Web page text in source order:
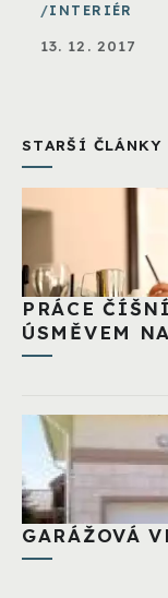
INTERIÉR
13. 12. 2017
STARŠÍ ČLÁNKY
PRÁCE
ÚSMĚVEM
GARÁŽOVÁ